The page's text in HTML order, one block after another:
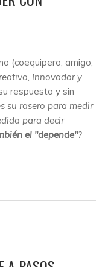
(coequipero, amigo,
Innovador y
respuesta y sin
su rasero para medir
para decir
el "depende"?